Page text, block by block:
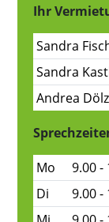
Ihr
Sandra
Sandra
Andrea Dölz
Mo
9.00 -
Di
9.00 -